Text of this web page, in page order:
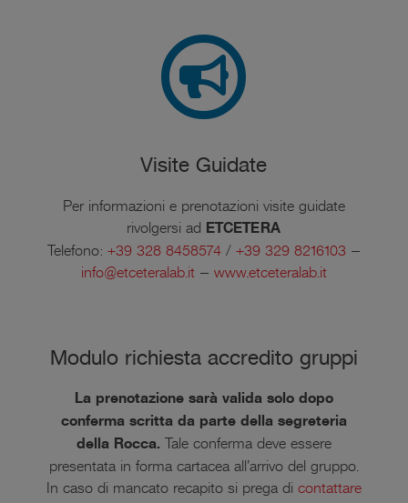
Visite Guidate
Per informazioni e prenotazioni visite guidate
rivolgersi ad ETCETERA
Telefono: +39 328 8458574/ +39 329 8216103 –
info@etceteralab.it– www.etceteralab.it
Modulo richiesta accredito gruppi
La prenotazione sarà valida solo dopo
conferma scritta da parte della segreteria
della Rocca.Tale conferma deve essere
presentata in forma cartacea all’arrivo del gruppo.
In caso di mancato recapito si prega di contattare